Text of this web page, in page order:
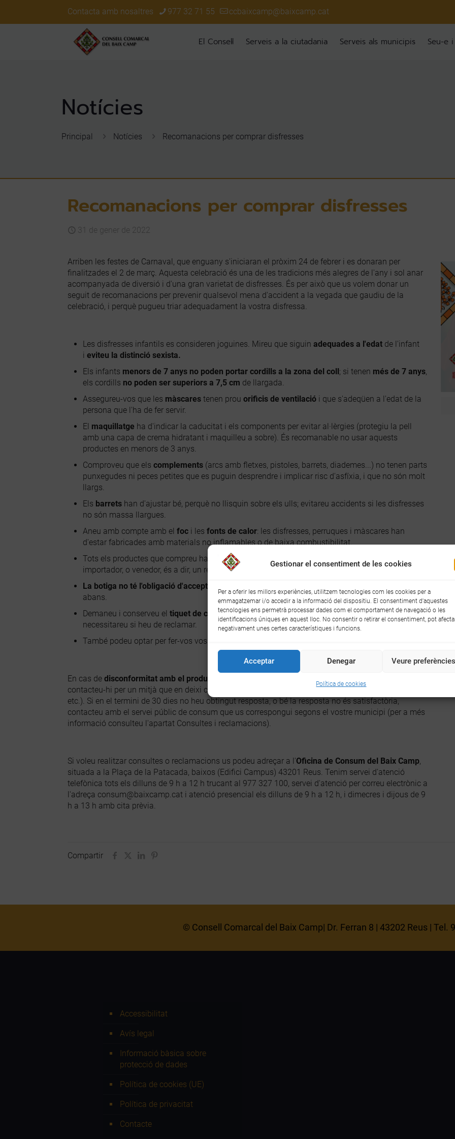
Gestionar el consentiment de les cookies
Per a oferir les millors experiències, utilitzem tecnologies com les cookies per a
emmagatzemar i/o accedir a la informació del dispositiu. El consentiment d'aquestes
tecnologies ens permetrà processar dades com el comportament de navegació o les
identificacions úniques en aquest lloc. No consentir o retirar el consentiment, pot
negativament unes certes característiques i funcions.
Acceptar Denegar Veure preferències
Política de cookies
Contacta amb nosaltres 977 32 71 55 ccbaixcamp@baixcamp.cat
El Consell Serveis a la ciutadania Serveis als municipis Seu-e
Principal Notícies Recomanacions per comprar disfresses
Recomanacions per comprar disfresses
31 de gener de 2022
Arriben les festes de Carnaval, que enguany s'iniciaran el pròxim 24 de febrer i es donaran per
finalitzades el 2 de març. Aquesta celebració és una de les tradicions més alegres de l'any i sol anar
acompanyada de diversió i d'una gran varietat de disfresses. És per això que us volem donar un
seguit de recomanacions per prevenir qualsevol mena d'accident a la vegada que gaudiu de la
celebració, i perquè pugueu triar adequadament la vostra disfressa.
Les disfresses infantils es consideren joguines. Mireu que siguin adequades a l'edat de l'infant
i eviteu la distinció sexista.
Els infants menors de 7 anys no poden portar cordills a la zona del coll; si tenen més de 7 anys,
els cordills no poden ser superiors a 7,5 cm de llargada.
Assegureu-vos que les màscares tenen prou orificis de ventilació i que s'adeqüen a l'edat de la
persona que l'ha de fer servir.
El maquillatge ha d'indicar la caducitat i els components per evitar al·lèrgies (protegiu la pell
amb una capa de crema hidratant i maquilleu a sobre). És recomanable no usar aquests
productes en menors de 3 anys.
Comproveu que els complements (arcs amb fletxes, pistoles, barrets, diademes...) no tenen parts
punxegudes ni peces petites que es puguin desprendre i implicar risc d'asfíxia, i que no són molt
llargs.
Els barrets han d'ajustar bé, perquè no llisquin sobre els ulls; evitareu accidents si les disfresses
no són massa llargues.
Aneu amb compte amb el foc i les fonts de calor: les disfresses, perruques i màscares han
d'estar fabricades amb materials no inflamables o de baixa combustibilitat.
Tots els productes que compreu han de contenir la
marca CE i la identificació del fabricant
importador, o venedor, és a dir, un responsable, per si cal denunciar i/o reclamar.
La botiga no té l'obligació d'acceptar canvis
abans.
Demaneu i conserveu el tiquet de comprao lafactura, ja que són la vostra garantia i els
necessitareu si heu de reclamar.
També podeu optar per fer-vos vosaltres mateixos la disfressa amb
En cas de disconformitat amb el producte
, demaneu el full oficial de reclamació a l'empresa o
contacteu-hi per un mitjà que en deixi constància (formulari web, telèfon amb número d'incidència,
etc.). Si en el termini de 30 dies no heu obtingut resposta, o bé la resposta no és satisfactòria,
contacteu amb el servei públic de consum que us correspongui segons el vostre municipi (per a més
informació consulteu l'apartat Consultes i reclamacions).
Si voleu realitzar consultes o reclamacions us podeu adreçar a l'Oficina de Consum del Baix Camp,
situada a la Plaça de la Patacada, baixos (Edifici Campus) 43201 Reus. Tenim servei d'atenció
telefònica tots els dilluns de 9 h a 12 h trucant al 977 327 100, servei d'atenció per correu electrònic a
l'adreça consum@baixcamp.cat i atenció presencial els dilluns de 9 h a 12 h, i dimecres i dijous de 9
h a 13 h amb cita prèvia.
Compartir
© Consell Comarcal del Baix Camp| Dr. Ferran 8 | 43202 Reus | Tel.
Accessibilitat
Avís legal
Informació bàsica sobre
protecció de dades
Política de cookies (UE)
Política de privacitat
Contacte